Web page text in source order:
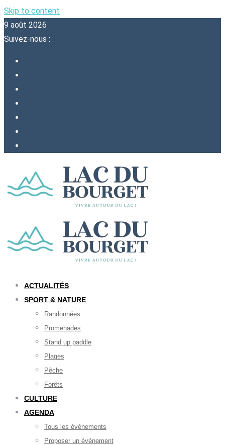
Skip to content
9 août 2026
Suivez-nous :
ACTUALITÉS
SPORT & NATURE
Randonnées
Promenades
Stand up paddle
Plages
Pêche
Forêts
CULTURE
AGENDA
Tous les événements
Proposer un événement